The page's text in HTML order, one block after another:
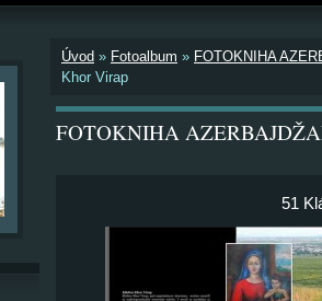
Úvod » Fotoalbum » FOTOKNIHA
Khor Virap
FOTOKNIHA
51